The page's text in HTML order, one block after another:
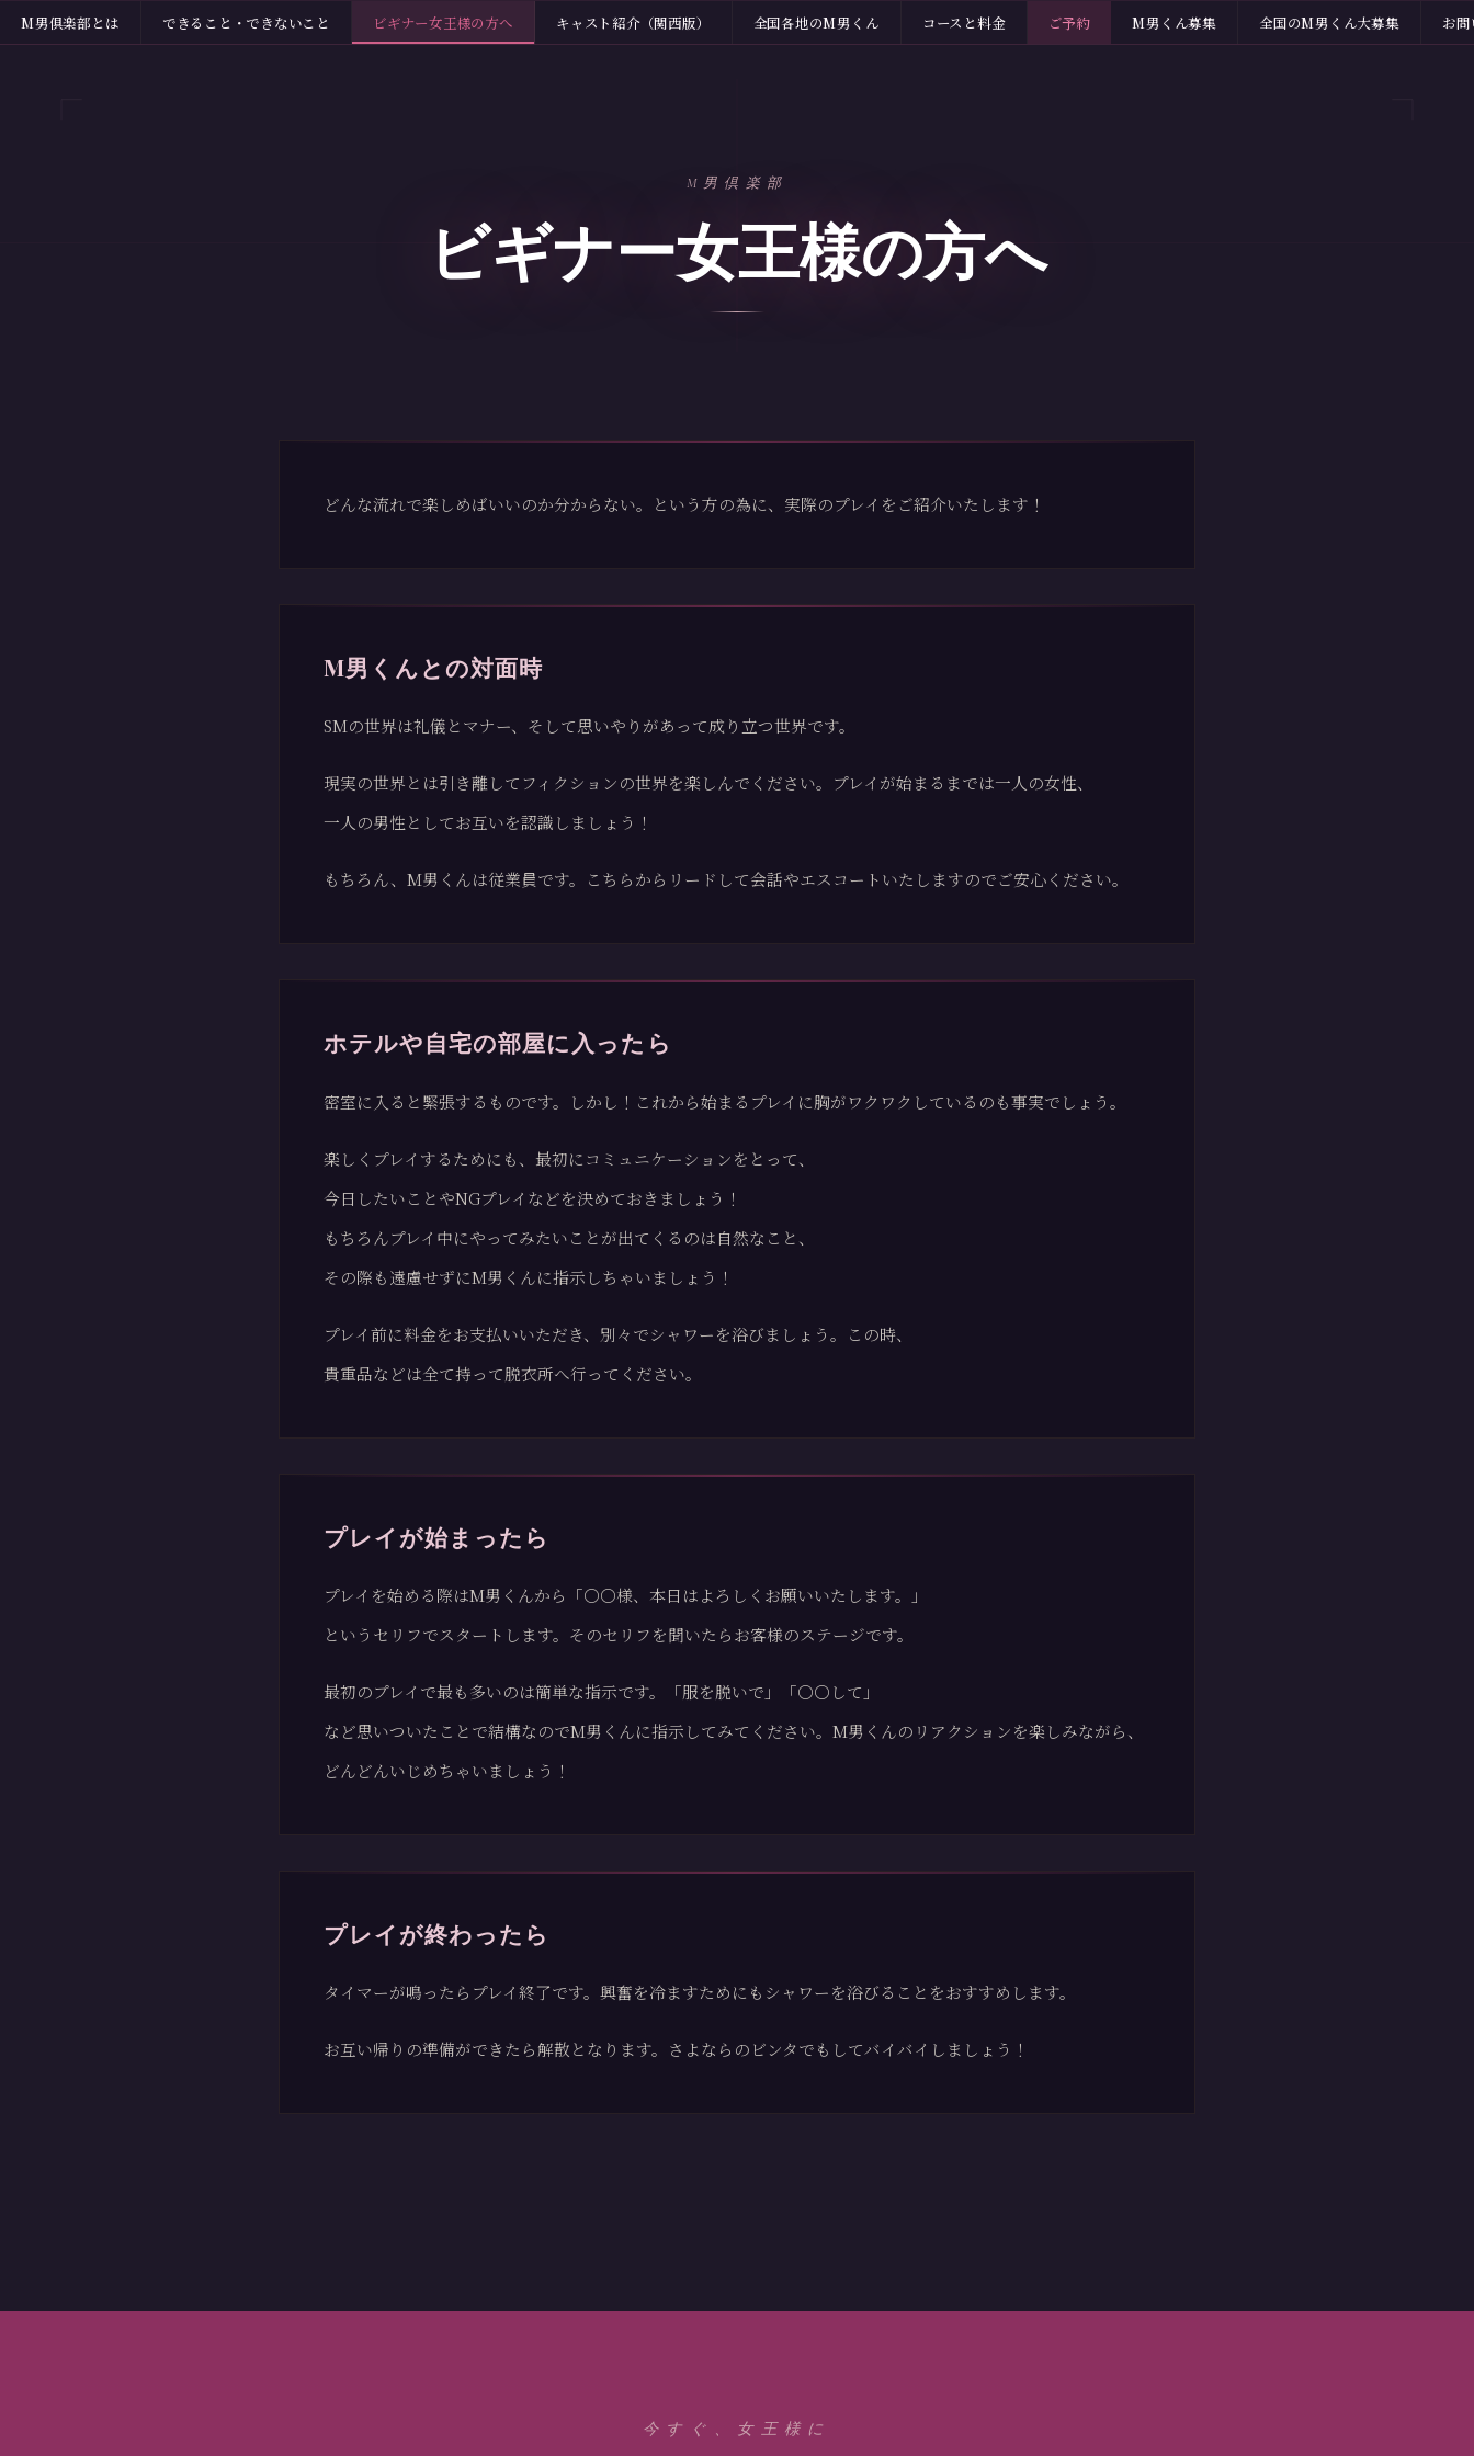
M男倶楽部とは できること・できないこと ビギナー女王様の方へ キャスト紹介（関西版） 全国各地のM男くん コースと料金 ご予約 M男くん募集 全国のM男くん大募集 お
M男倶楽部
ビギナー女王様の方へ
どんな流れで楽しめばいいのか分からない。という方の為に、実際のプレイをご紹介いたします！
M男くんとの対面時
SMの世界は礼儀とマナー、そして思いやりがあって成り立つ世界です。
現実の世界とは引き離してフィクションの世界を楽しんでください。プレイが始まるまでは一人の女性、
一人の男性としてお互いを認識しましょう！
もちろん、M男くんは従業員です。こちらからリードして会話やエスコートいたしますのでご安心ください。
ホテルや自宅の部屋に入ったら
密室に入ると緊張するものです。しかし！これから始まるプレイに胸がワクワクしているのも事実でしょう。
楽しくプレイするためにも、最初にコミュニケーションをとって、
今日したいことやNGプレイなどを決めておきましょう！
もちろんプレイ中にやってみたいことが出てくるのは自然なこと、
その際も遠慮せずにM男くんに指示しちゃいましょう！
プレイ前に料金をお支払いいただき、別々でシャワーを浴びましょう。この時、
貴重品などは全て持って脱衣所へ行ってください。
プレイが始まったら
プレイを始める際はM男くんから「〇〇様、本日はよろしくお願いいたします。」
というセリフでスタートします。そのセリフを聞いたらお客様のステージです。
最初のプレイで最も多いのは簡単な指示です。「服を脱いで」「〇〇して」
など思いついたことで結構なのでM男くんに指示してみてください。M男くんのリアクションを楽しみながら、
どんどんいじめちゃいましょう！
プレイが終わったら
タイマーが鳴ったらプレイ終了です。興奮を冷ますためにもシャワーを浴びることをおすすめします。
お互い帰りの準備ができたら解散となります。さよならのビンタでもしてバイバイしましょう！
今すぐ、女王様に